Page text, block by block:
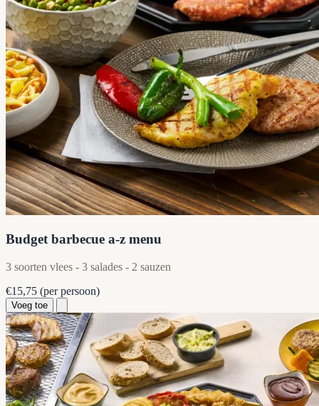
Budget barbecue a-z menu
3 soorten vlees - 3 salades - 2 sauzen
€15,75 (per persoon)
Voeg toe